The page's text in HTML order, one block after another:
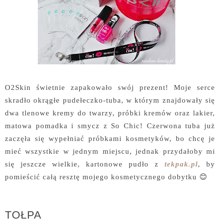
O2Skin świetnie zapakowało swój prezent! Moje serce
skradło okrągłe pudełeczko-tuba, w którym znajdowały się
dwa tlenowe kremy do twarzy, próbki kremów oraz lakier,
matowa pomadka i smycz z So Chic! Czerwona tuba już
zaczęła się wypełniać próbkami kosmetyków, bo chcę je
mieć wszystkie w jednym miejscu, jednak przydałoby mi
się jeszcze wielkie, kartonowe pudło z tekpak.pl, by
pomieścić całą resztę mojego kosmetycznego dobytku 😊
TOŁPA